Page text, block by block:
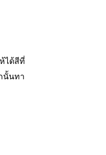
ได้สีที่
นั้นทา